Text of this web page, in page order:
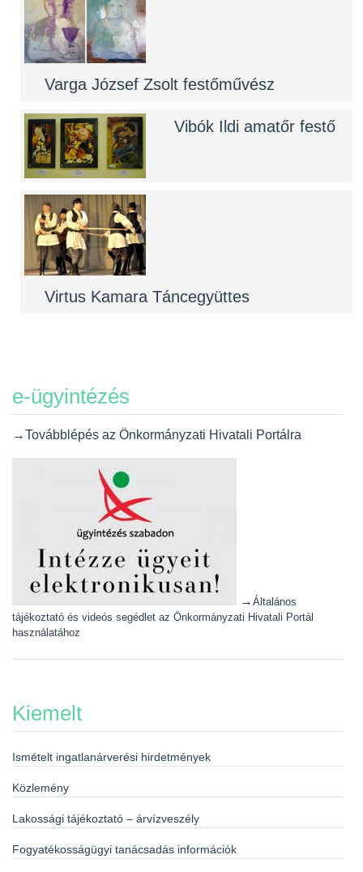
Varga József Zsolt festőművész
Vibók Ildi amatőr festő
Virtus Kamara Táncegyüttes
e-ügyintézés
→Továbblépés az Önkormányzati Hivatali Portálra
→ Általános
tájékoztató és videós segédlet az Önkormányzati Hivatali Portál
használatához
Kiemelt
Ismételt ingatlanárverési hirdetmények
Közlemény
Lakossági tájékoztató – árvízveszély
Fogyatékosságügyi tanácsadás információk